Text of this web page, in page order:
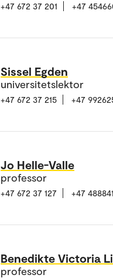
+47 672 37 201 +47
Sissel Egden
universitetslektor
+47 672 37 215 +47
Jo Helle-Valle
professor
+47 672 37 127 +47
Benedikte Victoria
professor